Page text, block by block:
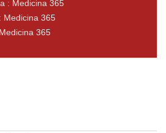
: Medicina 365
Medicina 365
365